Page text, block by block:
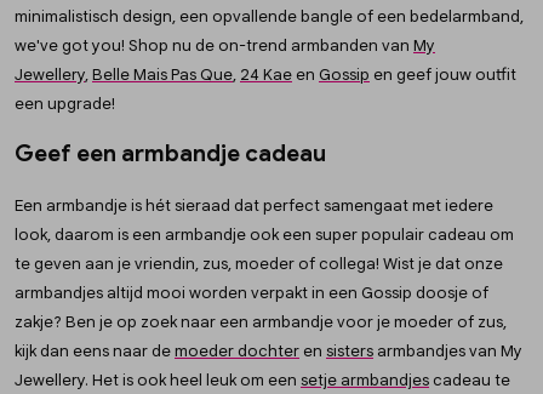
minimalistisch design, een opvallende bangle of een bedelarmband,
we've got you! Shop nu de on-trend armbanden van My
Jewellery,Belle Mais Pas Que, 24 Kae en Gossip en geef jouw outfit
een upgrade!
Geef een armbandje cadeau
Een armbandje is hét sieraad dat perfect samengaat met iedere
look, daarom is een armbandje ook een super populair cadeau om
te geven aan je vriendin, zus, moeder of collega! Wist je dat onze
armbandjes altijd mooi worden verpakt in een Gossip doosje of
zakje? Ben je op zoek naar een armbandje voor je moeder of zus,
kijk dan eens naar demoeder dochter en sisters armbandjes van My
Jewellery. Het is ook heel leuk om een setje armbandjes cadeau te